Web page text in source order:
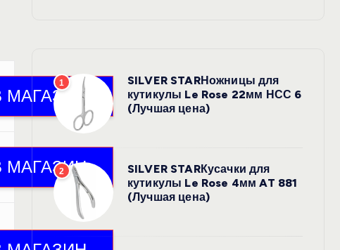
1
SILVER STARНожницы для
кутикулы Le Rose 22мм НСС 6
(Лучшая цена)
2
SILVER STARКусачки для
кутикулы Le Rose 4мм AT 881
(Лучшая цена)